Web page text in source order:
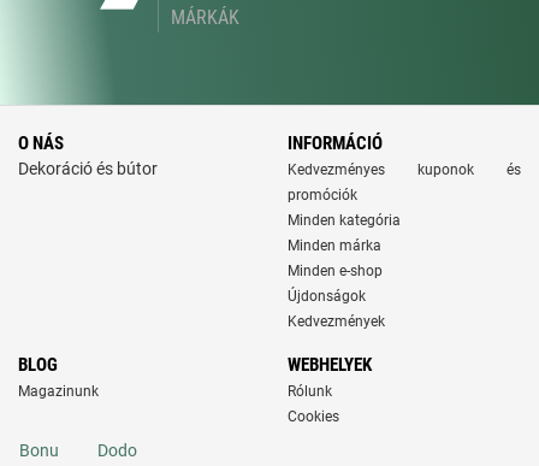
MÁRKÁK
O NÁS
Dekoráció és bútor
INFORMÁCIÓ
Kedvezményes kuponok és
promóciók
Minden kategória
Minden márka
Minden e-shop
Újdonságok
Kedvezmények
BLOG
Magazinunk
WEBHELYEK
Rólunk
Cookies
Bonu Dodo